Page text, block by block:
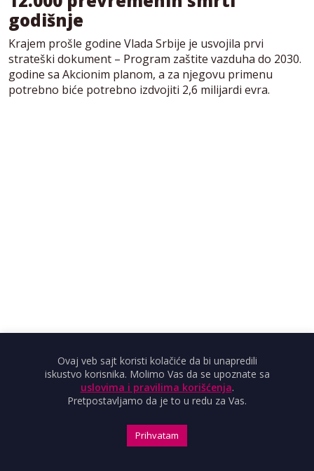
godišnje
Krajem prošle godine Vlada Srbije je usvojila prvi
strateški dokument – Program zaštite vazduha do 2030.
godine sa Akcionim planom, a za njegovu primenu
potrebno biće potrebno izdvojiti 2,6 milijardi evra.
„Poznato je da je aero-zagađenje jedan od vodećih
faktor rizika za ljudsko zdravlje a posledica je oko 12.000
Ovaj veb sajt koristi kolačiće da bi unapredili
iskustvo korisnika. Molimo Vas da se upoznate sa
uslovima i pravilima korišćenja.
Pretpostavljamo da je to u redu za Vas.
Prihvatam